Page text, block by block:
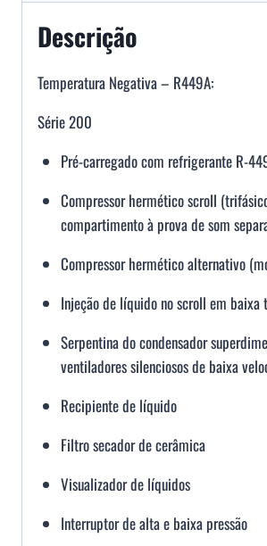
Descrição
Temperatura Negativa – R449A:
Série 200
Pré-carregado com refrigerante R-
Compressor hermético scroll
compartimento à prova de som
Compressor hermético alternativo
Injeção de líquido no scroll em baixa
Serpentina do condensador
ventiladores silenciosos de baixa
Recipiente de líquido
Filtro secador de cerâmica
Visualizador de líquidos
Interruptor de alta e baixa pressão